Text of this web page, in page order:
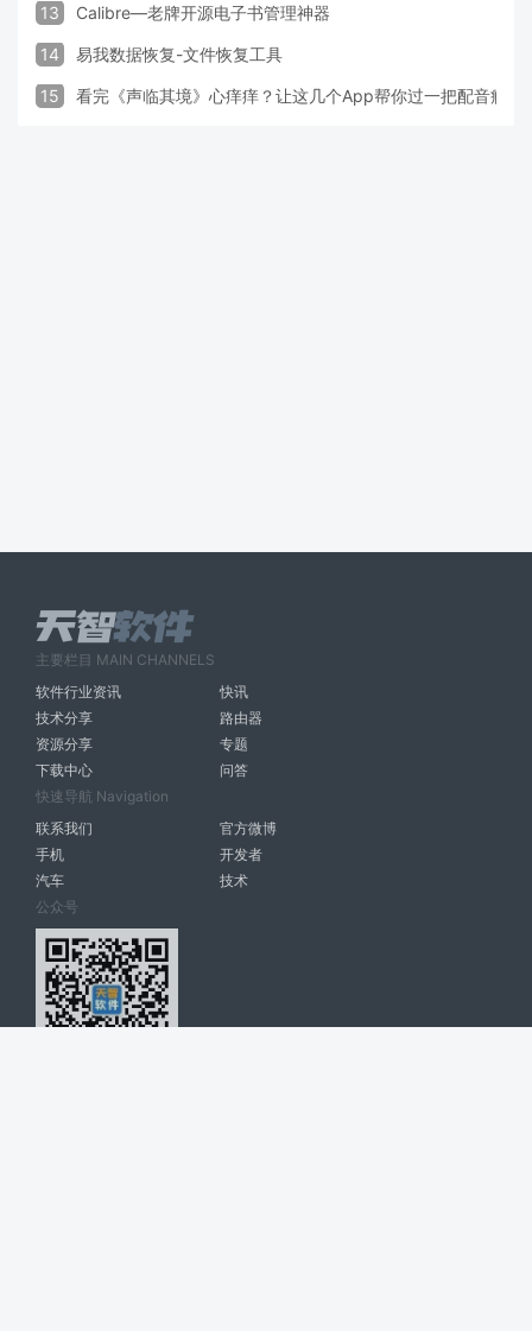
13 Calibre—老牌开源电子书管理神器
14 易我数据恢复-文件恢复工具
15 看完《声临其境》心痒痒？让这几个App帮你过一把配音瘾
主要栏目 MAIN CHANNELS
软件行业资讯
快讯
技术分享
路由器
资源分享
专题
下载中心
问答
快速导航 Navigation
联系我们
官方微博
手机
开发者
汽车
技术
公众号